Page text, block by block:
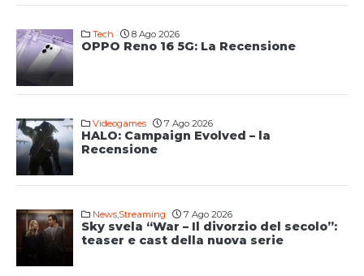
Tech 8 Ago 2026
OPPO Reno 16 5G: La Recensione
Videogames 7 Ago 2026
HALO: Campaign Evolved – la
Recensione
News,Streaming 7 Ago 2026
Sky svela “War – Il divorzio del secolo”:
teaser e cast della nuova serie